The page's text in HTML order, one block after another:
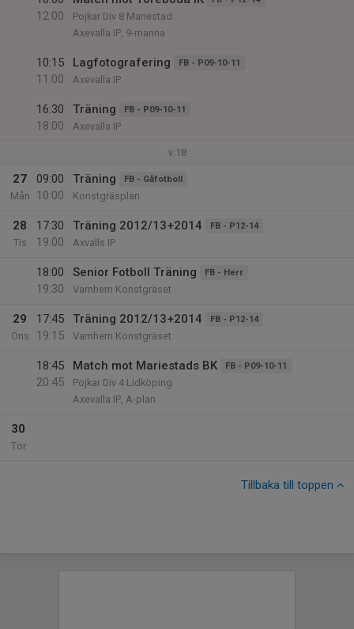
12:00
Pojkar Div 8 Mariestad
Axevalla IP, 9-manna
10:15
11:00
Lagfotografering FB - P09-10-11
Axevalla IP
16:30
18:00
Träning FB - P09-10-11
Axevalla IP
v.18
27
Mån
09:00
10:00
Träning FB - Gåfotboll
Konstgräsplan
28
Tis
17:30
19:00
Träning 2012/13+2014 FB - P12-14
Axvalls IP
18:00
19:30
Senior Fotboll Träning FB - Herr
Varnhem Konstgräset
29
Ons
17:45
19:15
Träning 2012/13+2014 FB - P12-14
Varnhem Konstgräset
18:45
20:45
Match mot Mariestads BK FB - P09-10-11
Pojkar Div 4 Lidköping
Axevalla IP, A-plan
30
Tor
Tillbaka till toppen